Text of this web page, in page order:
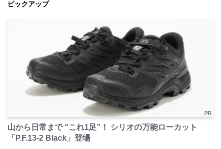
ピックアップ
PR
山から日常まで “これ1足”！ シリオの万能ローカット
「P.F.13-2 Black」登場